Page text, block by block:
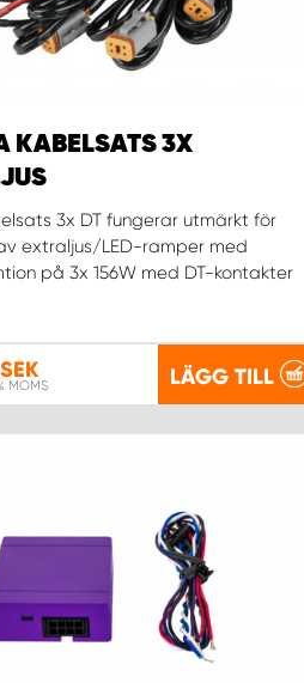
KABELSATS 3X
3x DT fungerar utmärkt för
extraljus/LED-ramper med
på 3x 156W med DT-kontakter
MOMS LÄGG TILL